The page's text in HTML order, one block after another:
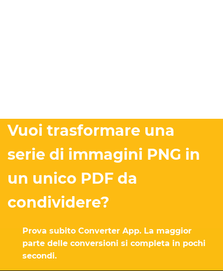
Vuoi trasformare una
serie di immagini PNG in
un unico PDF da
condividere?
Prova subito Converter App. La maggior
parte delle conversioni si completa in pochi
secondi.